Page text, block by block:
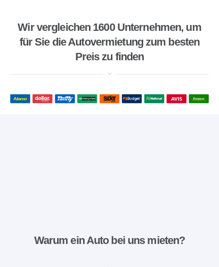
Wir vergleichen 1600 Unternehmen, um
für Sie die Autovermietung zum besten
Preis zu finden
Warum ein Auto bei uns mieten?